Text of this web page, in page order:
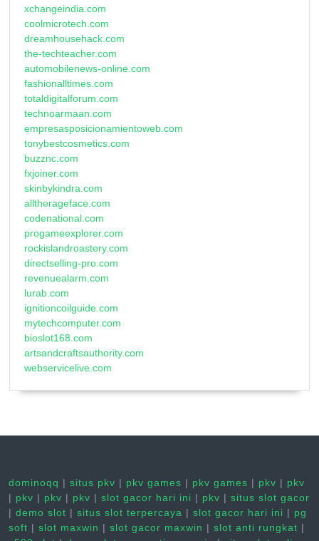
xchangeindia.com
coolmicrotech.com
dreamhousehack.com
the-techteacher.com
automobilenews-online.com
fashionalltimes.com
totaldigitalforum.com
technoarmaan.com
empresasposicionamientoweb.com
tonybestcosmetics.com
buzznc.com
fxjoiner.com
skinbykindra.com
alltherageface.com
codenational.com
progameexplorer.com
rockislandroastery.com
directselling-pro.com
revenuealarm.com
lurab.com
ignitioncoilguide.com
mytechcomputer.com
bioslot168.com
artsandcraftsauthority.com
webservicelive.com
dominoqq | situs pkv | pkv games | pkv games | pkv | pkv
| pkv | pkv | pkv | slot gacor hari ini | pkv | situs slot gacor
| demo slot | situs slot terpercaya | slot gacor hari ini | pg
soft | slot maxwin | slot gacor maxwin | slot anti rungkat |